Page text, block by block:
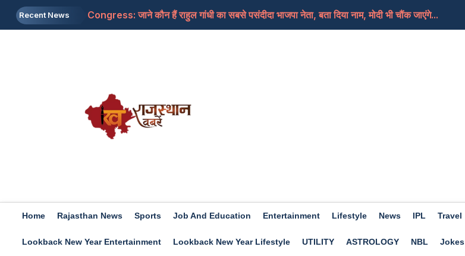
Recent News
Congress: जाने कौन हैं राहुल गांधी का सबसे पसंदीदा भाजपा नेता, बता दिया नाम, मोदी भी चौंक जाएंगे...
Monsoon Session: विपक्ष की गृहमंत्री शाह को सदन में बुलाने की मांग, खरगे और रिजिजू में हुई बहस
Home Rajasthan News Sports Job And Education Entertainment Lifestyle News IPL Travel
Lookback New Year Entertainment Lookback New Year Lifestyle UTILITY ASTROLOGY NBL Jokes